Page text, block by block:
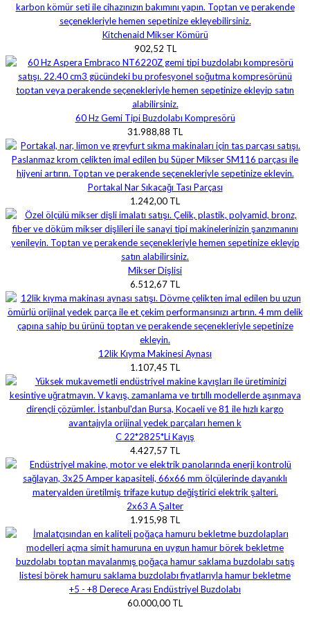
Kitchenaid Mikser Kömürü
902,52 TL
60 Hz Gemi Tipi Buzdolabı Kompresörü
31.988,88 TL
Portakal Nar Sıkacağı Tası Parçası
1.242,00 TL
Mikser Dişlisi
6.512,67 TL
12lik Kıyma Makinesi Aynası
1.107,45 TL
C 22*2825*Li Kayış
4.427,57 TL
2x63 A Şalter
1.915,98 TL
+5 - +8 Derece Arası Endüstriyel Buzdolabı
60.000,00 TL